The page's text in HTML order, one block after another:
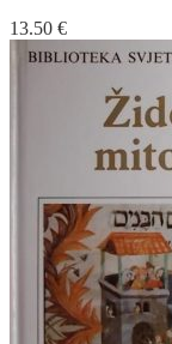
13.50 €